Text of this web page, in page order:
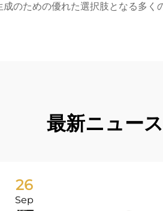
のための優れた選択肢となる多く
最新ニュース
26
Sep